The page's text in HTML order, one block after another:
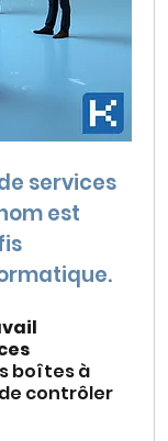
services
est
boîtes à
contrôler